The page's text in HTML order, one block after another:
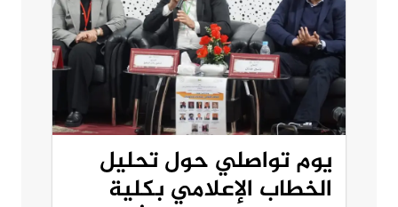
يوم تواصلي حول تحليل
الخطاب الإعلامي بكلية